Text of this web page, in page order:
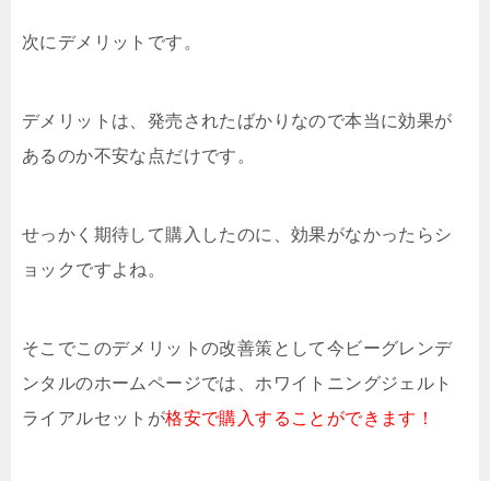
次にデメリットです。
デメリットは、発売されたばかりなので本当に効果が
あるのか不安な点だけです。
せっかく期待して購入したのに、効果がなかったらシ
ョックですよね。
そこでこのデメリットの改善策として今ビーグレンデ
ンタルのホームページでは、ホワイトニングジェルト
ライアルセットが格安で購入することができます！